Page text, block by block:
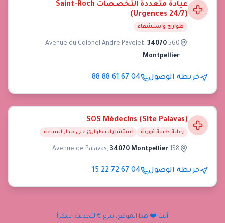
عيادة متعددة التخصصات Saint-Roch
(Urgences 24/7)
طوارئ واستشفاء
560 Avenue du Colonel Andre Pavelet
, 34070
Montpellier
خريطة الوصول 04 67 61 88 88
SOS Médecins (Site Palavas)
رعاية طبية فورية استشارات طوارئ على مدار الساعة
158 Avenue de Palavas
, 34070 Montpellier
خريطة الوصول 04 67 72 22 15
أنت ❤️ هذا الموقع، تبرع € لتحديثه. شكراً